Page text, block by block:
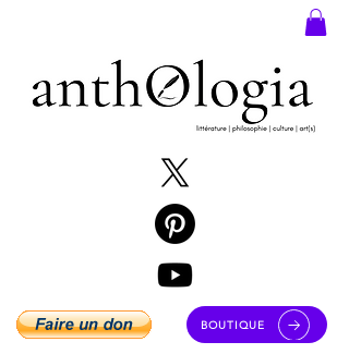
BOUTIQUE